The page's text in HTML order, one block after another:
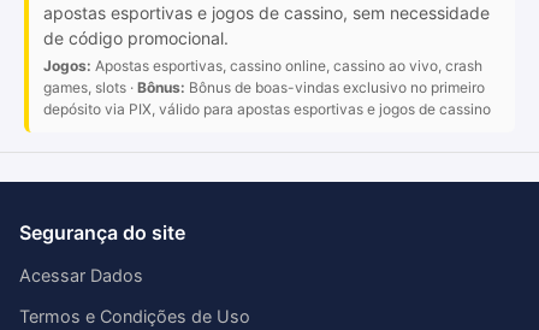
apostas esportivas e jogos de cassino, sem necessidade
de código promocional.
Jogos: Apostas esportivas, cassino online, cassino ao vivo, crash
games, slots · Bônus: Bônus de boas-vindas exclusivo no primeiro
depósito via PIX, válido para apostas esportivas e jogos de cassino
Segurança do site
Acessar Dados
Termos e Condições de Uso